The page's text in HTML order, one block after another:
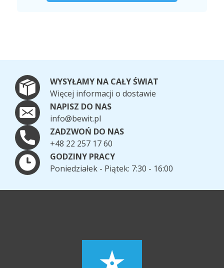
WYSYŁAMY NA CAŁY ŚWIAT
Więcej informacji o dostawie
NAPISZ DO NAS
info@bewit.pl
ZADZWOŃ DO NAS
+48 22 257 17 60
GODZINY PRACY
Poniedziałek - Piątek: 7:30 - 16:00